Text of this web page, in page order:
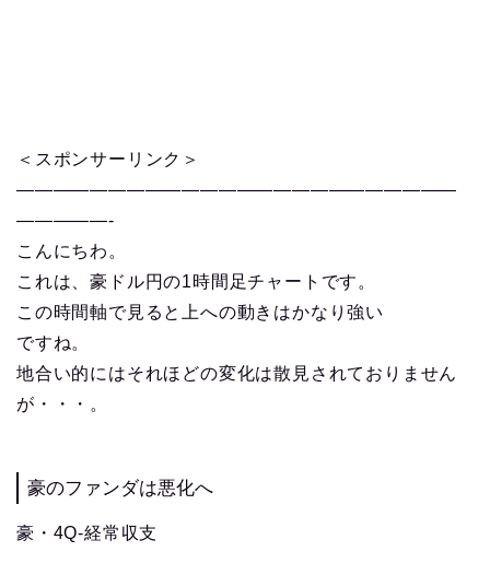
＜スポンサーリンク＞
————————————————————————
—————-
こんにちわ。
これは、豪ドル円の1時間足チャートです。
この時間軸で見ると上への動きはかなり強い
ですね。
地合い的にはそれほどの変化は散見されておりません
が・・・。
豪のファンダは悪化へ
豪・4Q-経常収支